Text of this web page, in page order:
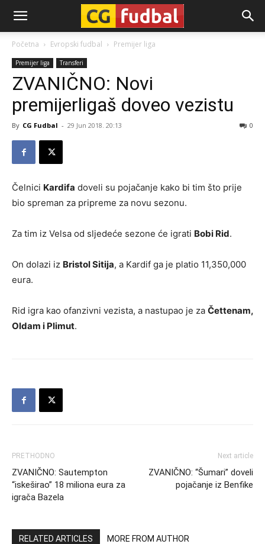
CG-
Fudbal
Početna Evropski fudbal Premijer liga
Premijer liga Transferi
ZVANIČNO: Novi
premijerligaš doveo vezistu
By CG Fudbal - 29 Jun 2018. 20:13 0
Čelnici Kardifa doveli su pojačanje kako bi tim što prije
bio spreman za pripreme za novu sezonu.
Za tim iz Velsa od sljedeće sezone će igrati Bobi Rid.
On dolazi iz Bristol Sitija, a Kardif ga je platio 11,350,000
eura.
Rid igra kao ofanzivni vezista, a nastupao je za Čettenam,
Oldam i Plimut.
PRETHODNO
ZVANIČNO: Sautempton
“iskeširao” 18 miliona eura za
igrača Bazela
Next article
ZVANIČNO: “Šumari” doveli
pojačanje iz Benfike
RELATED ARTICLES MORE FROM AUTHOR